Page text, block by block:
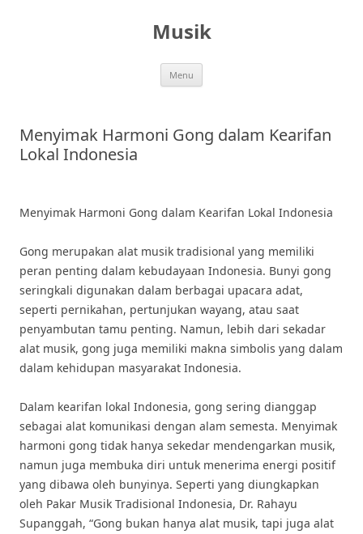
Musik
Menu
Menyimak Harmoni Gong dalam Kearifan
Lokal Indonesia
Menyimak Harmoni Gong dalam Kearifan Lokal Indonesia
Gong merupakan alat musik tradisional yang memiliki
peran penting dalam kebudayaan Indonesia. Bunyi gong
seringkali digunakan dalam berbagai upacara adat,
seperti pernikahan, pertunjukan wayang, atau saat
penyambutan tamu penting. Namun, lebih dari sekadar
alat musik, gong juga memiliki makna simbolis yang dalam
dalam kehidupan masyarakat Indonesia.
Dalam kearifan lokal Indonesia, gong sering dianggap
sebagai alat komunikasi dengan alam semesta. Menyimak
harmoni gong tidak hanya sekedar mendengarkan musik,
namun juga membuka diri untuk menerima energi positif
yang dibawa oleh bunyinya. Seperti yang diungkapkan
oleh Pakar Musik Tradisional Indonesia, Dr. Rahayu
Supanggah, “Gong bukan hanya alat musik, tapi juga alat